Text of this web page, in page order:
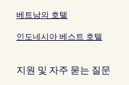
베트남의 호텔
인도네시아 베스트 호텔
지원 및 자주 묻는 질문